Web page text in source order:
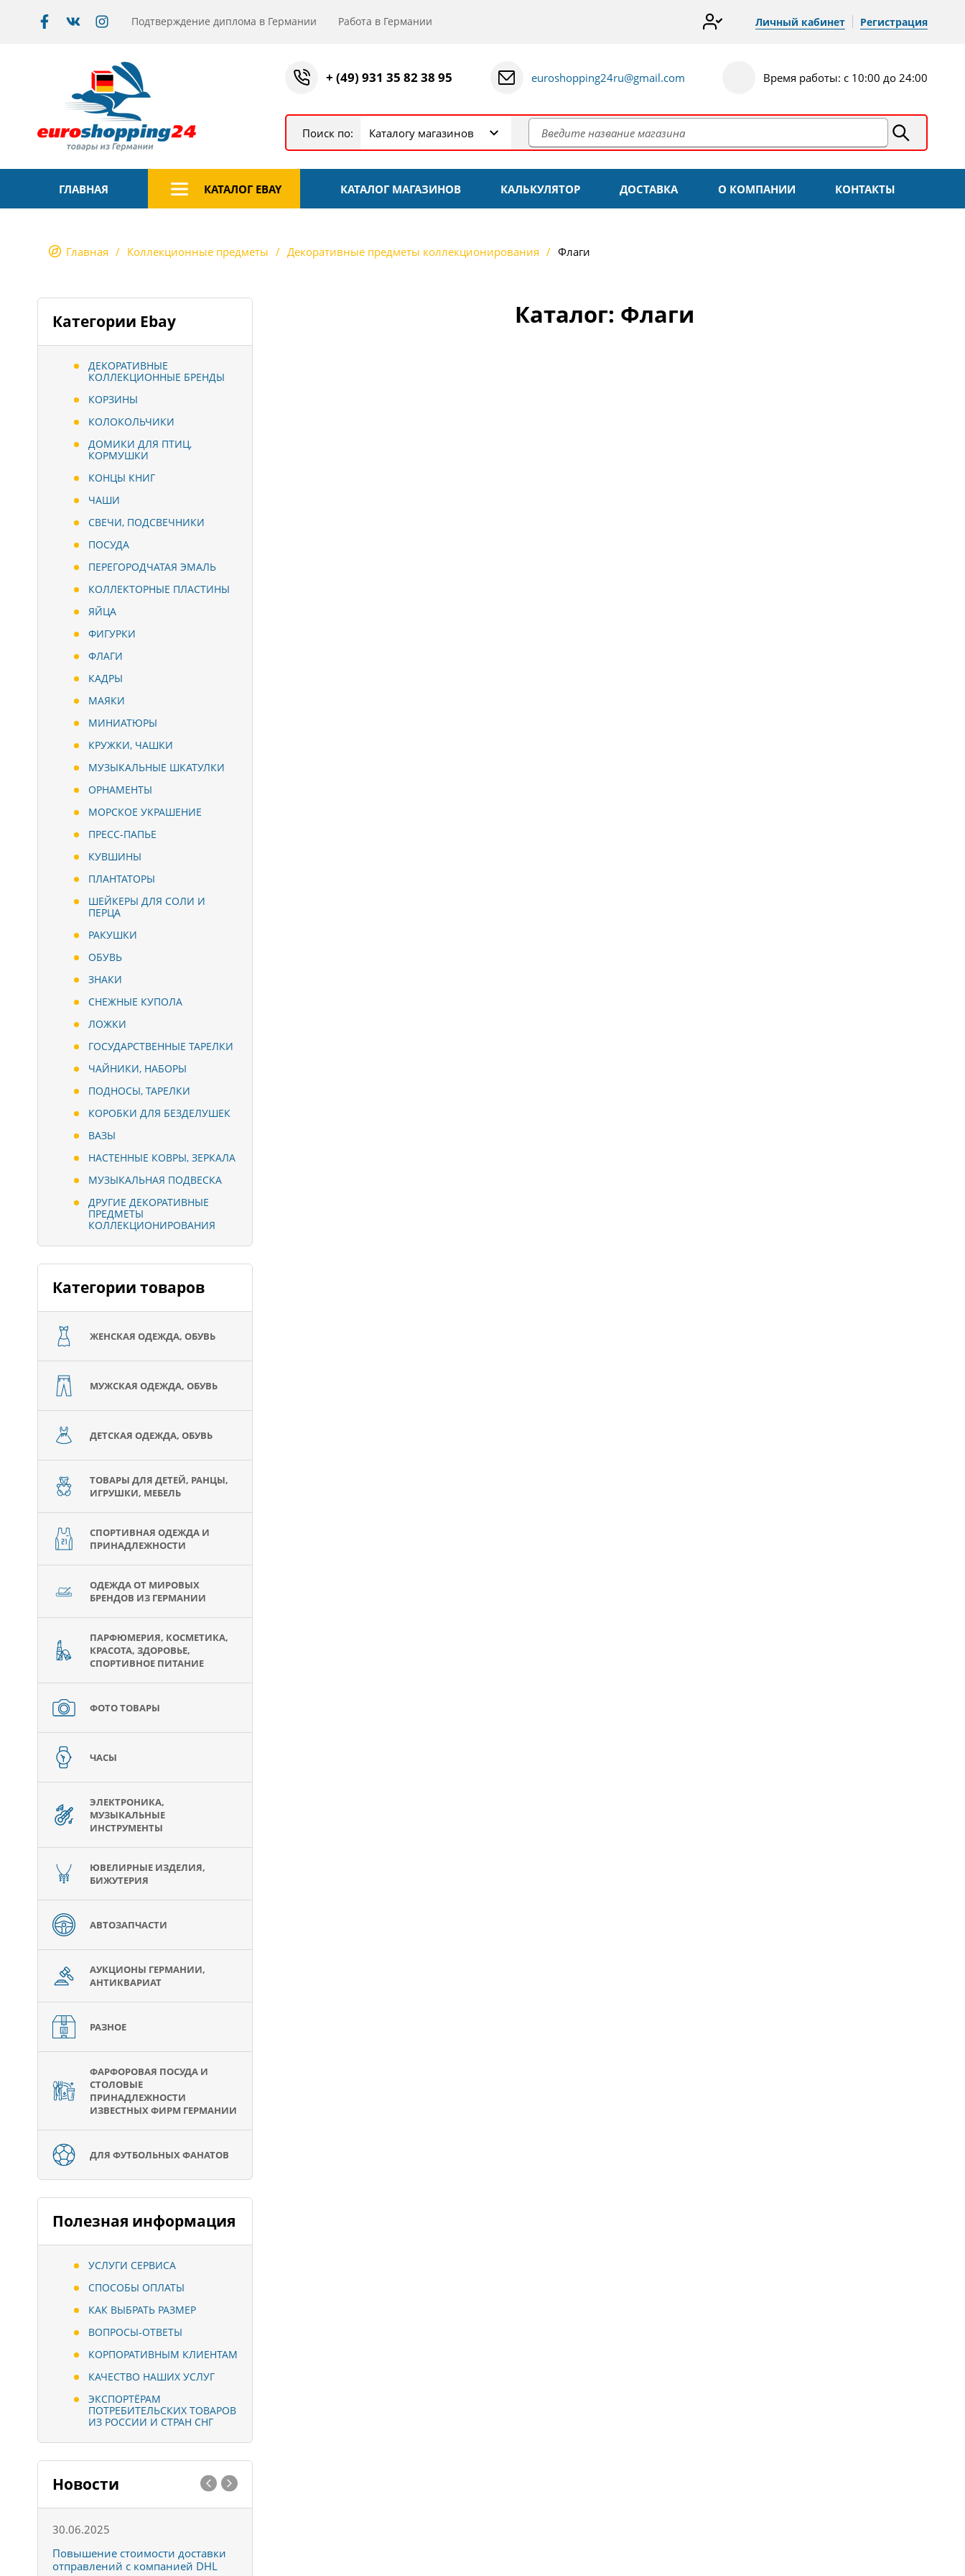
Подтверждение диплома в Германии Работа в Германии Личный кабинет Регистрация
+ (49) 931 35 82 38 95 euroshopping24ru@gmail.com Время работы: с 10:00 до 24:00
Поиск по: Каталогу магазинов
ГЛАВНАЯ КАТАЛОГ EBAY КАТАЛОГ МАГАЗИНОВ КАЛЬКУЛЯТОР ДОСТАВКА О КОМПАНИИ КОНТАКТЫ
Главная Коллекционные предметы Декоративные предметы коллекционирования Флаги
Категории Ebay
ДЕКОРАТИВНЫЕ
КОЛЛЕКЦИОННЫЕ БРЕНДЫ
КОРЗИНЫ
КОЛОКОЛЬЧИКИ
ДОМИКИ ДЛЯ ПТИЦ,
КОРМУШКИ
КОНЦЫ КНИГ
ЧАШИ
СВЕЧИ, ПОДСВЕЧНИКИ
ПОСУДА
ПЕРЕГОРОДЧАТАЯ ЭМАЛЬ
КОЛЛЕКТОРНЫЕ ПЛАСТИНЫ
ЯЙЦА
ФИГУРКИ
ФЛАГИ
КАДРЫ
МАЯКИ
МИНИАТЮРЫ
КРУЖКИ, ЧАШКИ
МУЗЫКАЛЬНЫЕ ШКАТУЛКИ
ОРНАМЕНТЫ
МОРСКОЕ УКРАШЕНИЕ
ПРЕСС-ПАПЬЕ
КУВШИНЫ
ПЛАНТАТОРЫ
ШЕЙКЕРЫ ДЛЯ СОЛИ И
ПЕРЦА
РАКУШКИ
ОБУВЬ
ЗНАКИ
СНЕЖНЫЕ КУПОЛА
ЛОЖКИ
ГОСУДАРСТВЕННЫЕ ТАРЕЛКИ
ЧАЙНИКИ, НАБОРЫ
ПОДНОСЫ, ТАРЕЛКИ
КОРОБКИ ДЛЯ БЕЗДЕЛУШЕК
ВАЗЫ
НАСТЕННЫЕ КОВРЫ, ЗЕРКАЛА
МУЗЫКАЛЬНАЯ ПОДВЕСКА
ДРУГИЕ ДЕКОРАТИВНЫЕ
ПРЕДМЕТЫ
КОЛЛЕКЦИОНИРОВАНИЯ
Категории товаров
ЖЕНСКАЯ ОДЕЖДА, ОБУВЬ
МУЖСКАЯ ОДЕЖДА, ОБУВЬ
ДЕТСКАЯ ОДЕЖДА, ОБУВЬ
ТОВАРЫ ДЛЯ ДЕТЕЙ, РАНЦЫ,
ИГРУШКИ, МЕБЕЛЬ
СПОРТИВНАЯ ОДЕЖДА И
ПРИНАДЛЕЖНОСТИ
ОДЕЖДА ОТ МИРОВЫХ
БРЕНДОВ ИЗ ГЕРМАНИИ
ПАРФЮМЕРИЯ, КОСМЕТИКА,
КРАСОТА, ЗДОРОВЬЕ,
СПОРТИВНОЕ ПИТАНИЕ
ФОТО ТОВАРЫ
ЧАСЫ
ЭЛЕКТРОНИКА,
МУЗЫКАЛЬНЫЕ
ИНСТРУМЕНТЫ
ЮВЕЛИРНЫЕ ИЗДЕЛИЯ,
БИЖУТЕРИЯ
АВТОЗАПЧАСТИ
АУКЦИОНЫ ГЕРМАНИИ,
АНТИКВАРИАТ
РАЗНОЕ
ФАРФОРОВАЯ ПОСУДА И
СТОЛОВЫЕ
ПРИНАДЛЕЖНОСТИ
ИЗВЕСТНЫХ ФИРМ ГЕРМАНИИ
ДЛЯ ФУТБОЛЬНЫХ ФАНАТОВ
Полезная информация
УСЛУГИ СЕРВИСА
СПОСОБЫ ОПЛАТЫ
КАК ВЫБРАТЬ РАЗМЕР
ВОПРОСЫ-ОТВЕТЫ
КОРПОРАТИВНЫМ КЛИЕНТАМ
КАЧЕСТВО НАШИХ УСЛУГ
ЭКСПОРТЁРАМ
ПОТРЕБИТЕЛЬСКИХ ТОВАРОВ
ИЗ РОССИИ И СТРАН СНГ
Новости
30.06.2025
Повышение стоимости доставки
отправлений с компанией DHL
Каталог: Флаги